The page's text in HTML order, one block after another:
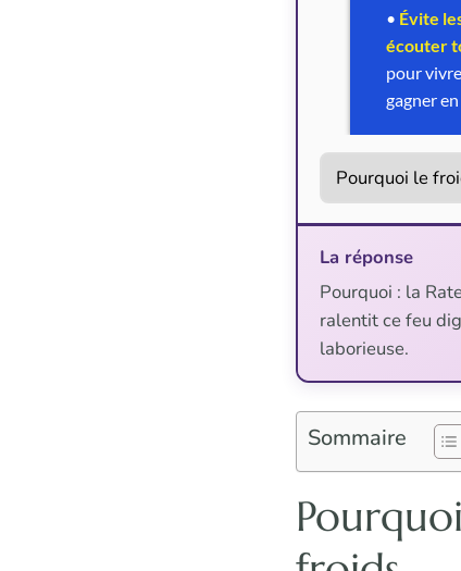
La réponse
Pourquoi : la
ralentit ce feu
laborieuse.
Sommaire